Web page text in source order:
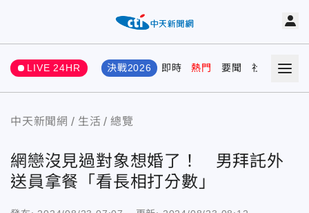
LIVE 24HR 決戰2026 即時 熱門 要聞 社會 娛樂
中天新聞網 生活 總覽
網戀沒見過對象想婚了！ 男拜託外
送員拿餐「看長相打分數」